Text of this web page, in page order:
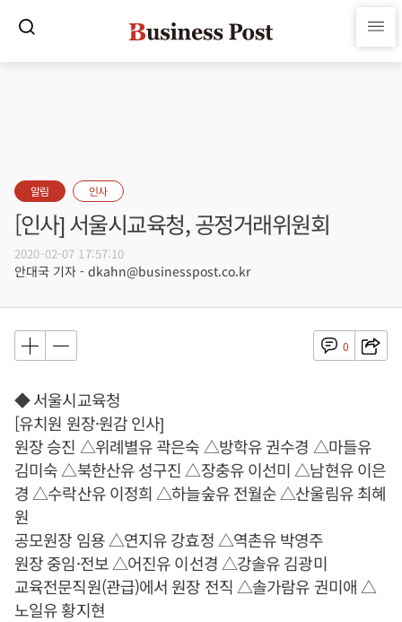
알림 인사
[인사] 서울시교육청, 공정거래위원회
2020-02-07 17:57:10
안대국 기자 - dkahn@businesspost.co.kr
0
◆ 서울시교육청
[유치원 원장·원감 인사]
원장 승진 △위례별유 곽은숙 △방학유 권수경 △마들유
김미숙 △북한산유 성구진 △장충유 이선미 △남현유 이은
경 △수락산유 이정희 △하늘숲유 전월순 △산울림유 최혜
원
공모원장 임용 △연지유 강효정 △역촌유 박영주
원장 중임·전보 △어진유 이선경 △강솔유 김광미
교육전문직원(관급)에서 원장 전직 △솔가람유 권미애 △
노일유 황지현